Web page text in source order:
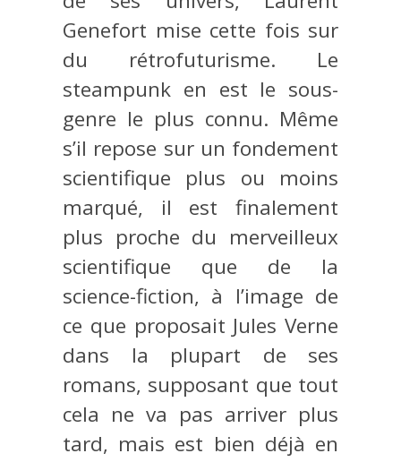
Genefort mise cette fois sur
du rétrofuturisme. Le
steampunk en est le sous-
genre le plus connu. Même
s’il repose sur un fondement
scientifique plus ou moins
marqué, il est finalement
plus proche du merveilleux
scientifique que de la
science-fiction, à l’image de
ce que proposait Jules Verne
dans la plupart de ses
romans, supposant que tout
cela ne va pas arriver plus
tard, mais est bien déjà en